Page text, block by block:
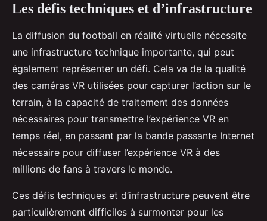
Les défis techniques et d’infrastructure
La diffusion du football en réalité virtuelle nécessite
une infrastructure technique importante, qui peut
également représenter un défi. Cela va de la qualité
des caméras VR utilisées pour capturer l’action sur le
terrain, à la capacité de traitement des données
nécessaires pour transmettre l’expérience VR en
temps réel, en passant par la bande passante Internet
nécessaire pour diffuser l’expérience VR à des
millions de fans à travers le monde.
Ces défis techniques et d’infrastructure peuvent être
particulièrement difficiles à surmonter pour les